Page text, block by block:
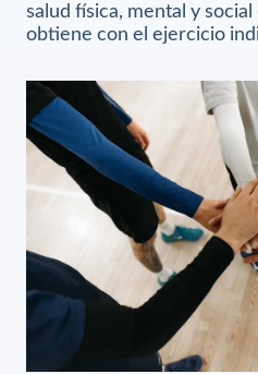
salud física, mental y
obtiene con el ejercicio